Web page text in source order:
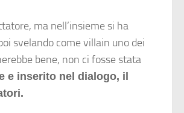
ma nell’insieme si ha
svelando come villain uno dei
bene, non ci fosse stata
e inserito nel dialogo, il